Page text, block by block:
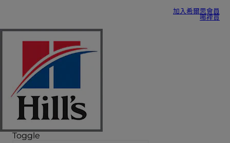
加入希爾思會員
哪裡買
Toggle